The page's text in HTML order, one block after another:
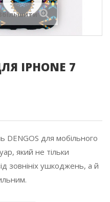
Збільшити
IPHONE 7
DENGOS для мобільного
який не тільки
зовнініх ушкоджень, а й